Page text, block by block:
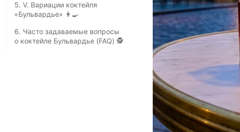
5. Ⅴ. Вариации коктейля
«Бульвардье» 👩‍🍳
6. Часто задаваемые вопросы
о коктейле Бульвардье (FAQ) 🕵️